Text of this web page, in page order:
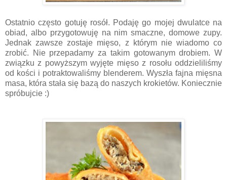
Ostatnio często gotuję rosół. Podaję go mojej dwulatce na
obiad, albo przygotowuję na nim smaczne, domowe zupy.
Jednak zawsze zostaje mięso, z którym nie wiadomo co
zrobić. Nie przepadamy za takim gotowanym drobiem. W
związku z powyższym wyjęte mięso z rosołu oddzieliliśmy
od kości i potraktowaliśmy blenderem. Wyszła fajna mięsna
masa, która stała się bazą do naszych krokietów. Koniecznie
spróbujcie :)